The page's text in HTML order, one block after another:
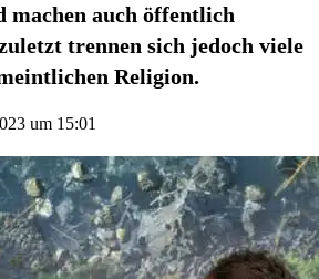
machen auch öffentlich
trennen sich jedoch viele
Religion.
um 15:01